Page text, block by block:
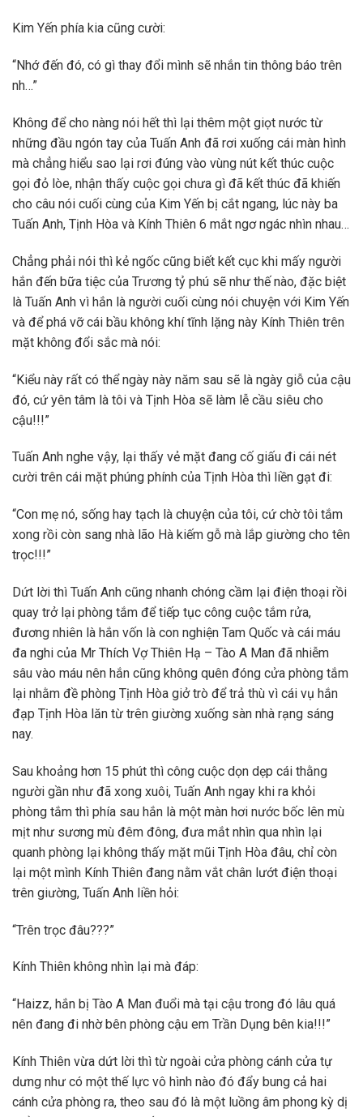
Kim Yến phía kia cũng cười:
“Nhớ đến đó, có gì thay đổi mình sẽ nhắn tin thông báo trên
nh…”
Không để cho nàng nói hết thì lại thêm một giọt nước từ
những đầu ngón tay của Tuấn Anh đã rơi xuống cái màn hình
mà chẳng hiểu sao lại rơi đúng vào vùng nút kết thúc cuộc
gọi đỏ lòe, nhận thấy cuộc gọi chưa gì đã kết thúc đã khiến
cho câu nói cuối cùng của Kim Yến bị cắt ngang, lúc này ba
Tuấn Anh, Tịnh Hòa và Kính Thiên 6 mắt ngơ ngác nhìn nhau…
Chẳng phải nói thì kẻ ngốc cũng biết kết cục khi mấy người
hắn đến bữa tiệc của Trương tỷ phú sẽ như thế nào, đặc biệt
là Tuấn Anh vì hắn là người cuối cùng nói chuyện với Kim Yến
và để phá vỡ cái bầu không khí tĩnh lặng này Kính Thiên trên
mặt không đổi sắc mà nói:
“Kiểu này rất có thể ngày này năm sau sẽ là ngày giỗ của cậu
đó, cứ yên tâm là tôi và Tịnh Hòa sẽ làm lễ cầu siêu cho
cậu!!!”
Tuấn Anh nghe vậy, lại thấy vẻ mặt đang cố giấu đi cái nét
cười trên cái mặt phúng phính của Tịnh Hòa thì liền gạt đi:
“Con mẹ nó, sống hay tạch là chuyện của tôi, cứ chờ tôi tắm
xong rồi còn sang nhà lão Hà kiếm gỗ mà lắp giường cho tên
trọc!!!”
Dứt lời thì Tuấn Anh cũng nhanh chóng cầm lại điện thoại rồi
quay trở lại phòng tắm để tiếp tục công cuộc tắm rửa,
đương nhiên là hắn vốn là con nghiện Tam Quốc và cái máu
đa nghi của Mr Thích Vợ Thiên Hạ – Tào A Man đã nhiễm
sâu vào máu nên hắn cũng không quên đóng cửa phòng tắm
lại nhằm đề phòng Tịnh Hòa giở trò để trả thù vì cái vụ hắn
đạp Tịnh Hòa lăn từ trên giường xuống sàn nhà rạng sáng
nay.
Sau khoảng hơn 15 phút thì công cuộc dọn dẹp cái thằng
người gần như đã xong xuôi, Tuấn Anh ngay khi ra khỏi
phòng tắm thì phía sau hắn là một màn hơi nước bốc lên mù
mịt như sương mù đêm đông, đưa mắt nhìn qua nhìn lại
quanh phòng lại không thấy mặt mũi Tịnh Hòa đâu, chỉ còn
lại một mình Kính Thiên đang nằm vắt chân lướt điện thoại
trên giường, Tuấn Anh liền hỏi:
“Trên trọc đâu???”
Kính Thiên không nhìn lại mà đáp:
“Haizz, hắn bị Tào A Man đuổi mà tại cậu trong đó lâu quá
nên đang đi nhờ bên phòng cậu em Trần Dụng bên kia!!!”
Kính Thiên vừa dứt lời thì từ ngoài cửa phòng cánh cửa tự
dưng như có một thế lực vô hình nào đó đẩy bung cả hai
cánh cửa phòng ra, theo sau đó là một luồng âm phong kỳ dị